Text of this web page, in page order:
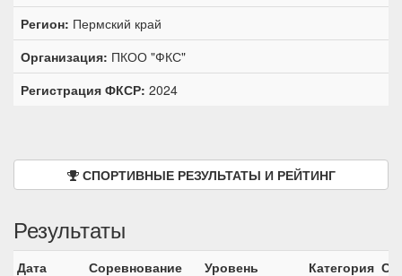
Регион: Пермский край
Организация: ПКОО "ФКС"
Регистрация ФКСР: 2024
СПОРТИВНЫЕ РЕЗУЛЬТАТЫ И РЕЙТИНГ
Результаты
Дата
Соревнование Уровень Категория